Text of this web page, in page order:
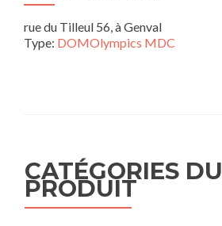
rue du Tilleul 56, à Genval
Type: DOMOlympics MDC
CATÉGORIES DU
PRODUIT